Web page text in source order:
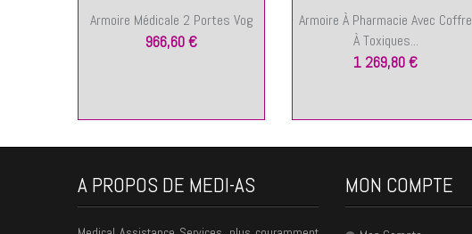
Armoire Médicale 2 Portes Vog
966,60 €
Armoire À Pharmacie Avec Coffre
À Toxiques...
1 269,80 €
A PROPOS DE MEDI-AS MON COMPTE